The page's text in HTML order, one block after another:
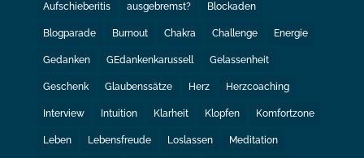
Aufschieberitis ausgebremst? Blockaden
Blogparade Burnout Chakra Challenge Energie
Gedanken GEdankenkarussell Gelassenheit
Geschenk Glaubenssätze Herz Herzcoaching
Interview Intuition Klarheit Klopfen Komfortzone
Leben Lebensfreude Loslassen Meditation